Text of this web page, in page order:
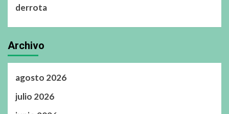
derrota
Archivo
agosto 2026
julio 2026